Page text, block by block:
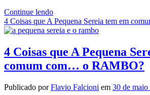
Continue lendoBrás
4 Coisas que A Pequena Sereia tem em
4 Coisas que A Pequena
comum com… o RAMBO?
Publicado porFlavio Falcioni em 30 de maio